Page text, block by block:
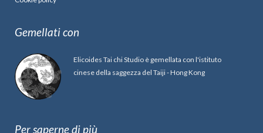
Gemellati con
Elicoides Tai chi Studio è gemellata con l'istituto
cinese della saggezza del Taiji - Hong Kong
Per saperne di più